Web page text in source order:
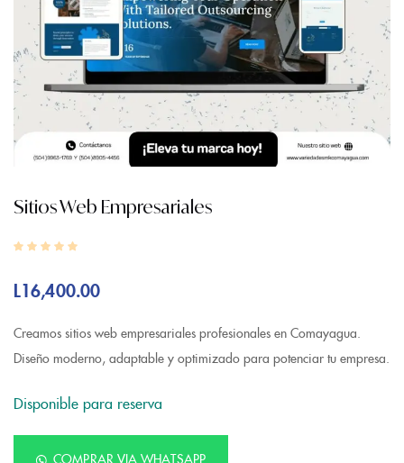
Sitios Web Empresariales
L16,400.00
Creamos sitios web empresariales profesionales en Comayagua.
Diseño moderno, adaptable y optimizado para potenciar tu empresa.
Disponible para reserva
COMPRAR VIA WHATSAPP